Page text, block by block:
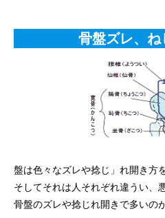
骨盤ズレ、ね
盤は色々なズレや捻じ」れ開き方
そしてそれは人それぞれ違うい、
骨盤のズレや捻じれ開きで多いの